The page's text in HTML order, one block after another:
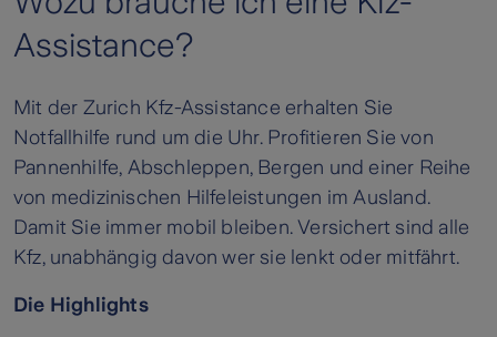
Assistance?
Mit der Zurich Kfz-Assistance erhalten Sie
Notfallhilfe rund um die Uhr. Profitieren Sie von
Pannenhilfe, Abschleppen, Bergen und einer Reihe
von medizinischen Hilfeleistungen im Ausland.
Damit Sie immer mobil bleiben. Versichert sind alle
Kfz, unabhängig davon wer sie lenkt oder mitfährt.
Die Highlights